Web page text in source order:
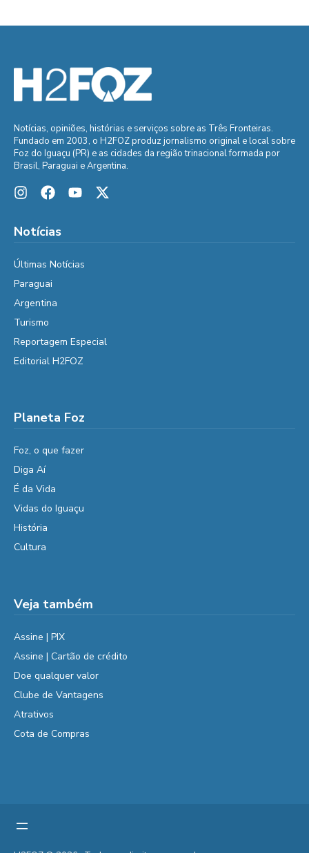
Notícias, opiniões, histórias e serviços sobre as Três Fronteiras.
Fundado em 2003, o H2FOZ produz jornalismo original e local sobre
Foz do Iguaçu (PR) e as cidades da região trinacional formada por
Brasil, Paraguai e Argentina.
Notícias
Últimas Notícias
Paraguai
Argentina
Turismo
Reportagem Especial
Editorial H2FOZ
Planeta Foz
Foz, o que fazer
Diga Aí
É da Vida
Vidas do Iguaçu
História
Cultura
Veja também
Assine | PIX
Assine | Cartão de crédito
Doe qualquer valor
Clube de Vantagens
Atrativos
Cota de Compras